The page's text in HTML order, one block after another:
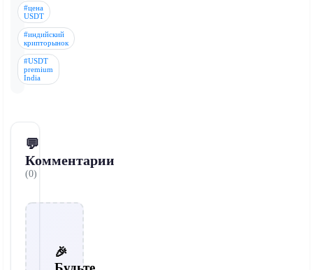
#цена
USDT
#индийский
крипторынок
#USDT
premium
India
💬
Комментарии
(0)
🎉